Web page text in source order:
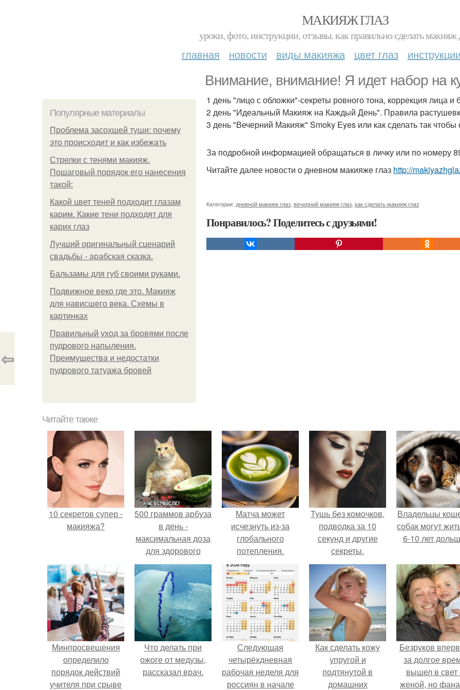
МАКИЯЖ ГЛАЗ
уроки, фото, инструкции, отзывы. как правильно сделать макияж
главная новости виды макияжа цвет глаз
Внимание, внимание! Я идет набор на
Популярные материалы
Проблема засохшей туши: почему
это происходит и как избежать
Стрелки с тенями макияж.
Пошаговый порядок его нанесения
такой:
Какой цвет теней подходит глазам
карим. Какие тени подходят для
карих глаз
Лучший оригинальный сценарий
свадьбы - арабская сказка.
Бальзамы для губ своими руками.
Подвижное веко где это. Макияж
для нависшего века. Схемы в
картинках
Правильный уход за бровями после
пудрового напыления.
Преимущества и недостатки
пудрового татуажа бровей
1 день "лицо с обложки"-секреты ровного тона, коррекция лица и
2 день "Идеальный Макияж на Каждый День". Правила
3 день "Вечерний Макияж" Smoky Eyes или как сделать так
За подробной информацией обращаться в личку или по номеру
Читайте далее новости о дневном макияже глаз http://
Категории: дневной макияж глаз вечерний макияж глаз как сделать макияж глаз
Понравилось? Поделитесь с друзьями!
⇦
Читайте также
10 секретов супер -
макияжа?
500 граммов арбуза
в день -
максимальная доза
для здорового
взрослого,
предупредили
врачи.
Матча может
исчезнуть из-за
глобального
потепления.
Тушь без комочков,
подводка за 10
секунд и другие
секреты.
Владельцы
собак могут
6-10 лет
Минпросвещения
определило
порядок действий
учителя при срыве
Что делать при
ожоге от медузы,
рассказал врач.
Следующая
четырёхдневная
рабочая неделя для
россиян в начале
Как сделать кожу
упругой и
подтянутой в
домашних
Безруков
за долгое
вышел в свет
женой, но